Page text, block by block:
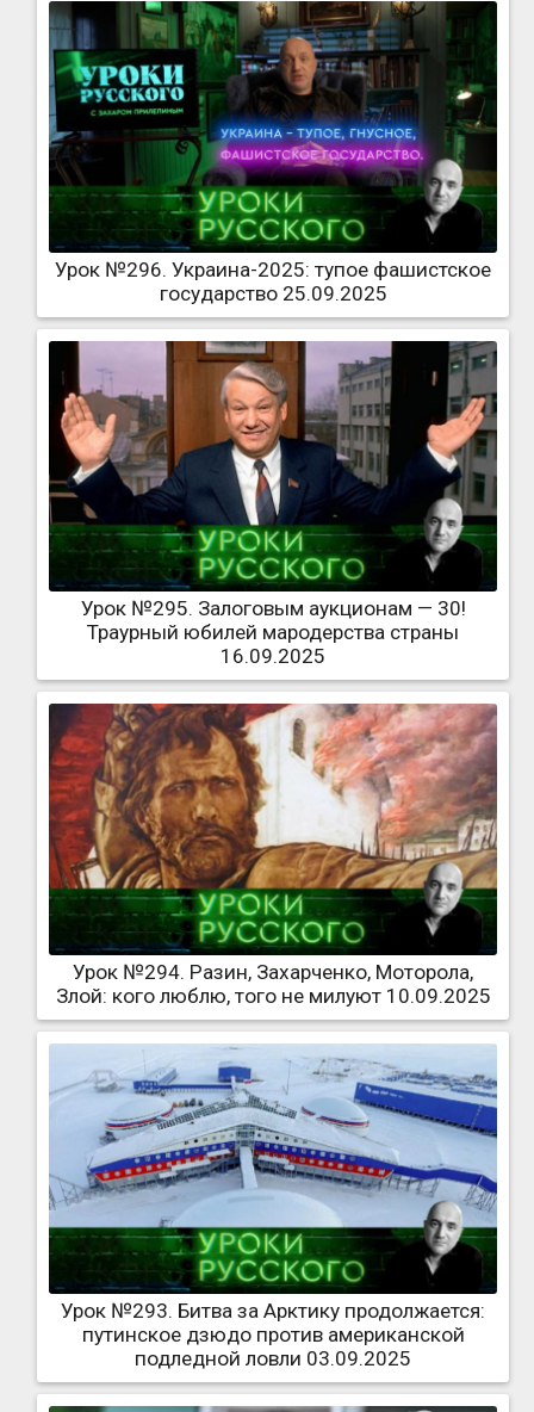
Урок №296. Украина-2025: тупое фашистское
государство 25.09.2025
Урок №295. Залоговым аукционам — 30!
Траурный юбилей мародерства страны
16.09.2025
Урок №294. Разин, Захарченко, Моторола,
Злой: кого люблю, того не милуют 10.09.2025
Урок №293. Битва за Арктику продолжается:
путинское дзюдо против американской
подледной ловли 03.09.2025